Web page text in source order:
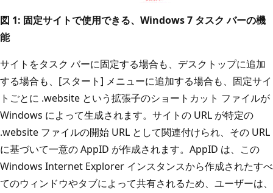
図 1: 固定サイトで使用できる、Windows 7 タスク バーの機
能
サイトをタスク バーに固定する場合も、デスクトップに追加
する場合も、[スタート] メニューに追加する場合も、固定サイ
トごとに .website という拡張子のショートカット ファイルが
Windows によって生成されます。サイトの URL が特定の
.website ファイルの開始 URL として関連付けられ、その URL
に基づいて一意の AppID が作成されます。AppID は、この
Windows Internet Explorer インスタンスから作成されたすべ
てのウィンドウやタブによって共有されるため、ユーザーは、